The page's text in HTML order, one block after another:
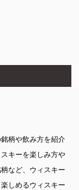
柄や飲み方を紹介
キーを楽しみ方や
など、ウィスキー
しめるウィスキー